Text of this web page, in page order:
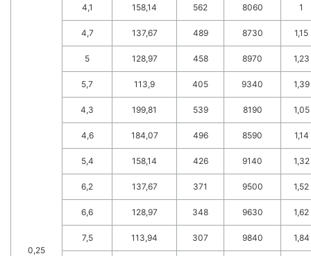
0,25
4,1 158,14 562 8060 1
4,7 137,67 489 8730 1,15
5 128,97 458 8970 1,23
5,7 113,9 405 9340 1,39
4,3 199,81 539 8190 1,05
4,6 184,07 496 8590 1,14
5,4 158,14 426 9140 1,32
6,2 137,67 371 9500 1,52
6,6 128,97 348 9630 1,62
7,5 113,94 307 9840 1,84